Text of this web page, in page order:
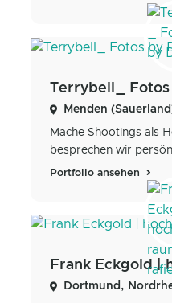
Terrybell_ Fotos
Menden
Mache Shootings als
besprechen wir
Portfolio ansehen
Dortmund,